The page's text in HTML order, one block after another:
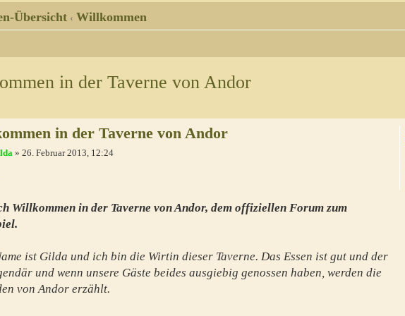
Übersicht ‹ Willkommen
in der Taverne von Andor
in der Taverne von Andor
» 26. Februar 2013, 12:24
Willkommen in der Taverne von Andor, dem offiziellen Forum zum
ist Gilda und ich bin die Wirtin dieser Taverne. Das Essen ist gut und der
und wenn unsere Gäste beides ausgiebig genossen haben, werden die
von Andor erzählt.